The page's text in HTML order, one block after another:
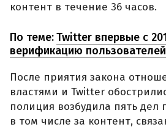
контент в течение 36 часов.
По теме:Twitter впервые с
верификацию пользователей
После приятия закона
властями и Twitter
полиция возбудила пять дел
в том числе за контент,